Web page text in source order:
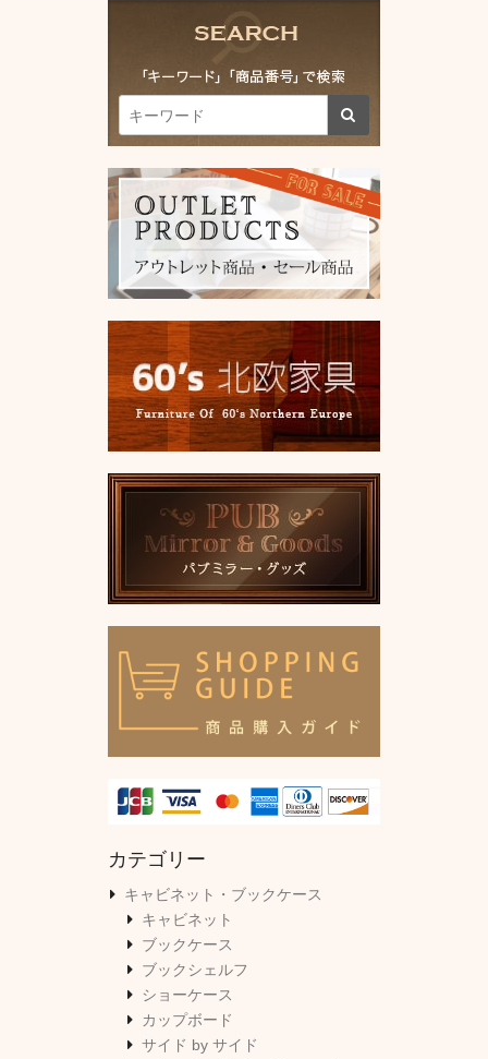
カテゴリー
キャビネット・ブックケース
キャビネット
ブックケース
ブックシェルフ
ショーケース
カップボード
サイド by サイド